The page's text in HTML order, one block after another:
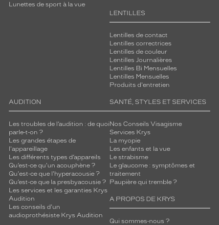
Lunettes de sport à la vue
LENTILLES
Lentilles de contact
Lentilles correctrices
Lentilles de couleur
Lentilles Journalières
Lentilles Bi Mensuelles
Lentilles Mensuelles
Produits d'entretien
AUDITION
Les troubles de l’audition : de quoi
parle-t-on ?
Les grandes étapes de
l'appareillage
Les différents types d’appareils
Qu’est-ce qu'un acouphène ?
Qu'est-ce que l'hyperacousie ?
Qu’est-ce que la presbyacousie ?
Les services et les garanties Krys
Audition
Les conseils d'un
audioprothésiste Krys Audition
SANTÉ, STYLES ET SERVICES
Nos Conseils Visagisme
Services Krys
La myopie
Les enfants et la vue
Le strabisme
Le glaucome : symptômes et
traitement
Paupière qui tremble ?
A PROPOS DE KRYS
Qui sommes-nous ?